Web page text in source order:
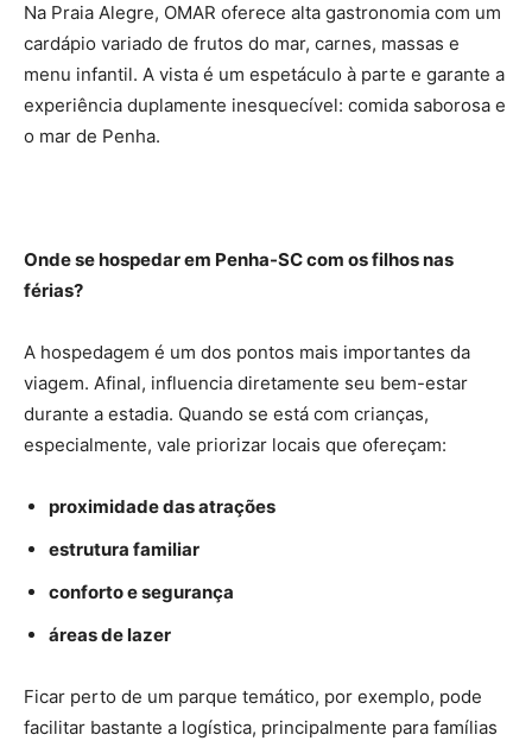
Na Praia Alegre, OMAR oferece alta gastronomia com um
cardápio variado de frutos do mar, carnes, massas e
menu infantil. A vista é um espetáculo à parte e garante a
experiência duplamente inesquecível: comida saborosa e
o mar de Penha.
Onde se hospedar em Penha-SC com os filhos nas
férias?
A hospedagem é um dos pontos mais importantes da
viagem. Afinal, influencia diretamente seu bem-estar
durante a estadia. Quando se está com crianças,
especialmente, vale priorizar locais que ofereçam:
proximidade das atrações
estrutura familiar
conforto e segurança
áreas de lazer
Ficar perto de um parque temático, por exemplo, pode
facilitar bastante a logística, principalmente para famílias